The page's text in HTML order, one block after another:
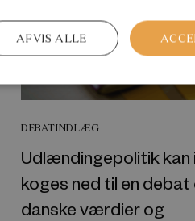
DEBATINDLÆG
Udlændingepolitik kan
koges ned til en debat
danske værdier og
AFVIS ALLE